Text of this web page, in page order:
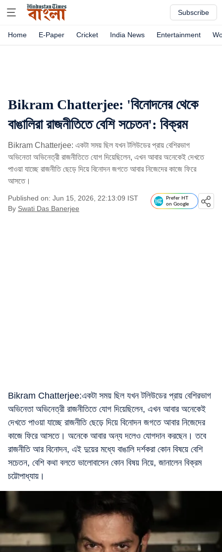
Subscribe
Home E-Paper Cricket India News Entertainment
Bikram Chatterjee: 'বিনোদনের থেকে
বাঙালিরা রাজনীতিতে বেশি সচেতন': বিক্রম
Bikram Chatterjee: একটা সময় ছিল যখন টলিউডের প্রায় বেশিরভাগ
অভিনেতা অভিনেত্রী রাজনীতিতে যোগ দিয়েছিলেন, এখন আবার অনেকেই দেখতে
পাওয়া যাচ্ছে রাজনীতি ছেড়ে দিয়ে বিনোদন জগতে আবার নিজেদের কাজে ফিরে
আসতে।
Published on: Jun 15, 2026, 22:13:09 IST
By Swati Das Banerjee
Prefer HT
on Google
Bikram Chatterjee:একটা সময় ছিল যখন টলিউডের প্রায় বেশিরভাগ
অভিনেতা অভিনেত্রী রাজনীতিতে যোগ দিয়েছিলেন, এখন আবার অনেকেই
দেখতে পাওয়া যাচ্ছে রাজনীতি ছেড়ে দিয়ে বিনোদন জগতে আবার নিজেদের
কাজে ফিরে আসতে। অনেকে আবার অন্য দলেও যোগদান করছেন। তবে
রাজনীতি আর বিনোদন, এই দুয়ের মধ্যে বাঙালি দর্শকরা কোন বিষয়ে বেশি
সচেতন, বেশি কথা বলতে ভালোবাসেন কোন বিষয় নিয়ে, জানালেন বিক্রম
চট্টোপাধ্যায়।